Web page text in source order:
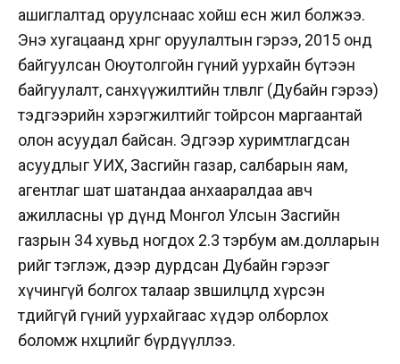
ашиглалтад оруулснаас хойш есөн жил болжээ.
Энэ хугацаанд хөрөнгө оруулалтын гэрээ, 2015 онд
байгуулсан Оюутолгойн гүний уурхайн бүтээн
байгуулалт, санхүүжилтийн төлөвлөгөө (Дубайн гэрээ)
тэдгээрийн хэрэгжилтийг тойрсон маргаантай
олон асуудал байсан. Эдгээр хуримтлагдсан
асуудлыг УИХ, Засгийн газар, салбарын яам,
агентлаг шат шатандаа анхааралдаа авч
ажилласны үр дүнд Монгол Улсын Засгийн
газрын 34 хувьд ногдох 2.3 тэрбум ам.долларын
өрийг тэглэж, дээр дурдсан Дубайн гэрээг
хүчингүй болгох талаар зөвшилцөлд хүрсэн
төдийгүй гүний уурхайгаас хүдэр олборлох
боломж нөхцөлийг бүрдүүллээ.